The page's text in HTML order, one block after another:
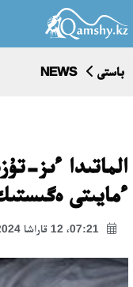
باستى NEWS
الماتىدا ءىز-
ءمايىتى